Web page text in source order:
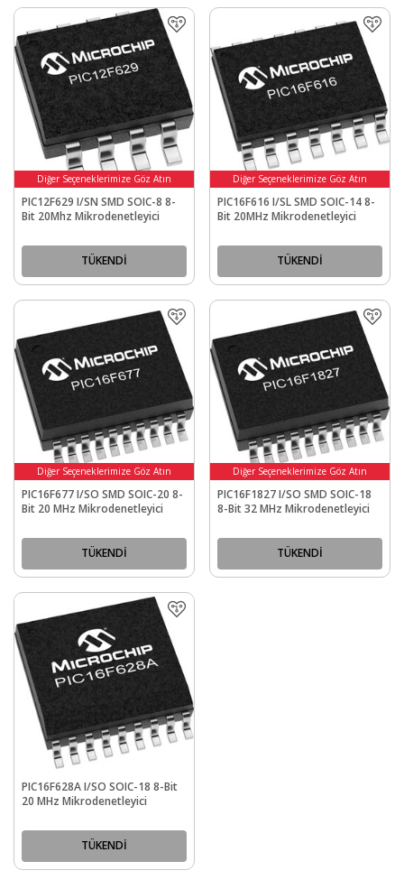
Diğer Seçeneklerimize Göz Atın
PIC12F629 I/SN SMD SOIC-8 8-
Bit 20Mhz Mikrodenetleyici
TÜKENDİ
Diğer Seçeneklerimize Göz Atın
PIC16F616 I/SL SMD SOIC-14 8-
Bit 20MHz Mikrodenetleyici
TÜKENDİ
Diğer Seçeneklerimize Göz Atın
PIC16F677 I/SO SMD SOIC-20 8-
Bit 20 MHz Mikrodenetleyici
TÜKENDİ
Diğer Seçeneklerimize Göz Atın
PIC16F1827 I/SO SMD SOIC-18
8-Bit 32 MHz Mikrodenetleyici
TÜKENDİ
PIC16F628A I/SO SOIC-18 8-Bit
20 MHz Mikrodenetleyici
TÜKENDİ